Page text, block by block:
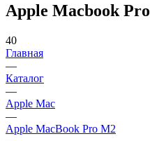
Apple Macbook
40
Главная
—
Каталог
—
Apple Mac
—
Apple MacBook Pro M2